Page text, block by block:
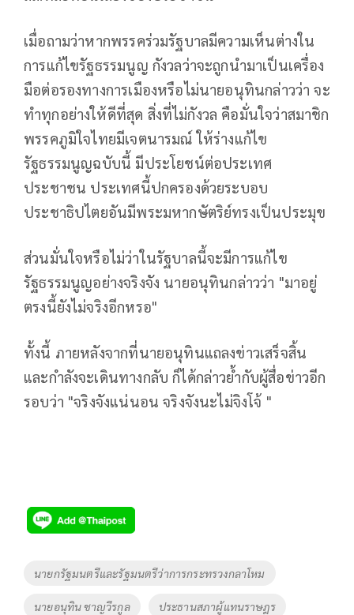
เมื่อถามว่าหากพรรคร่วมรัฐบาลมีความเห็นต่างใน
การแก้ไขรัฐธรรมนูญ กังวลว่าจะถูกนำมาเป็นเครื่อง
มือต่อรองทางการเมืองหรือไม่นายอนุทินกล่าวว่า จะ
ทำทุกอย่างให้ดีที่สุด สิ่งที่ไม่กังวล คือมั่นใจว่าสมาชิก
พรรคภูมิใจไทยมีเจตนารมณ์ ให้ร่างแก้ไข
รัฐธรรมนูญฉบับนี้ มีประโยชน์ต่อประเทศ
ประชาชน ประเทศนี้ปกครองด้วยระบอบ
ประชาธิปไตยอันมีพระมหากษัตริย์ทรงเป็นประมุข
ส่วนมั่นใจหรือไม่ว่าในรัฐบาลนี้จะมีการแก้ไข
รัฐธรรมนูญอย่างจริงจัง นายอนุทินกล่าวว่า "มาอยู่
ตรงนี้ยังไม่จริงอีกหรอ"
ทั้งนี้ ภายหลังจากที่นายอนุทินแถลงข่าวเสร็จสิ้น
และกำลังจะเดินทางกลับ ก็ได้กล่าวย้ำกับผู้สื่อข่าวอีก
รอบว่า "จริงจังแน่นอน จริงจังนะไม่จิงโจ้ "
Tags
นายกรัฐมนตรีและรัฐมนตรีว่าการกระทรวงกลาโหม
นายอนุทิน ชาญวีรกูล ประธานสภาผู้แทนราษฎร